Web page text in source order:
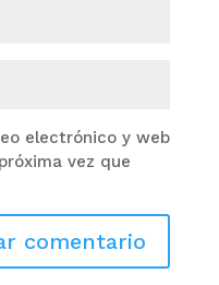
electrónico y web
vez que